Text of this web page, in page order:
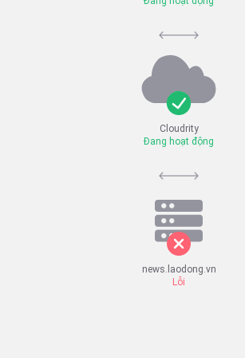
Cloudrity
Đang hoạt động
news.laodong.vn
Lỗi